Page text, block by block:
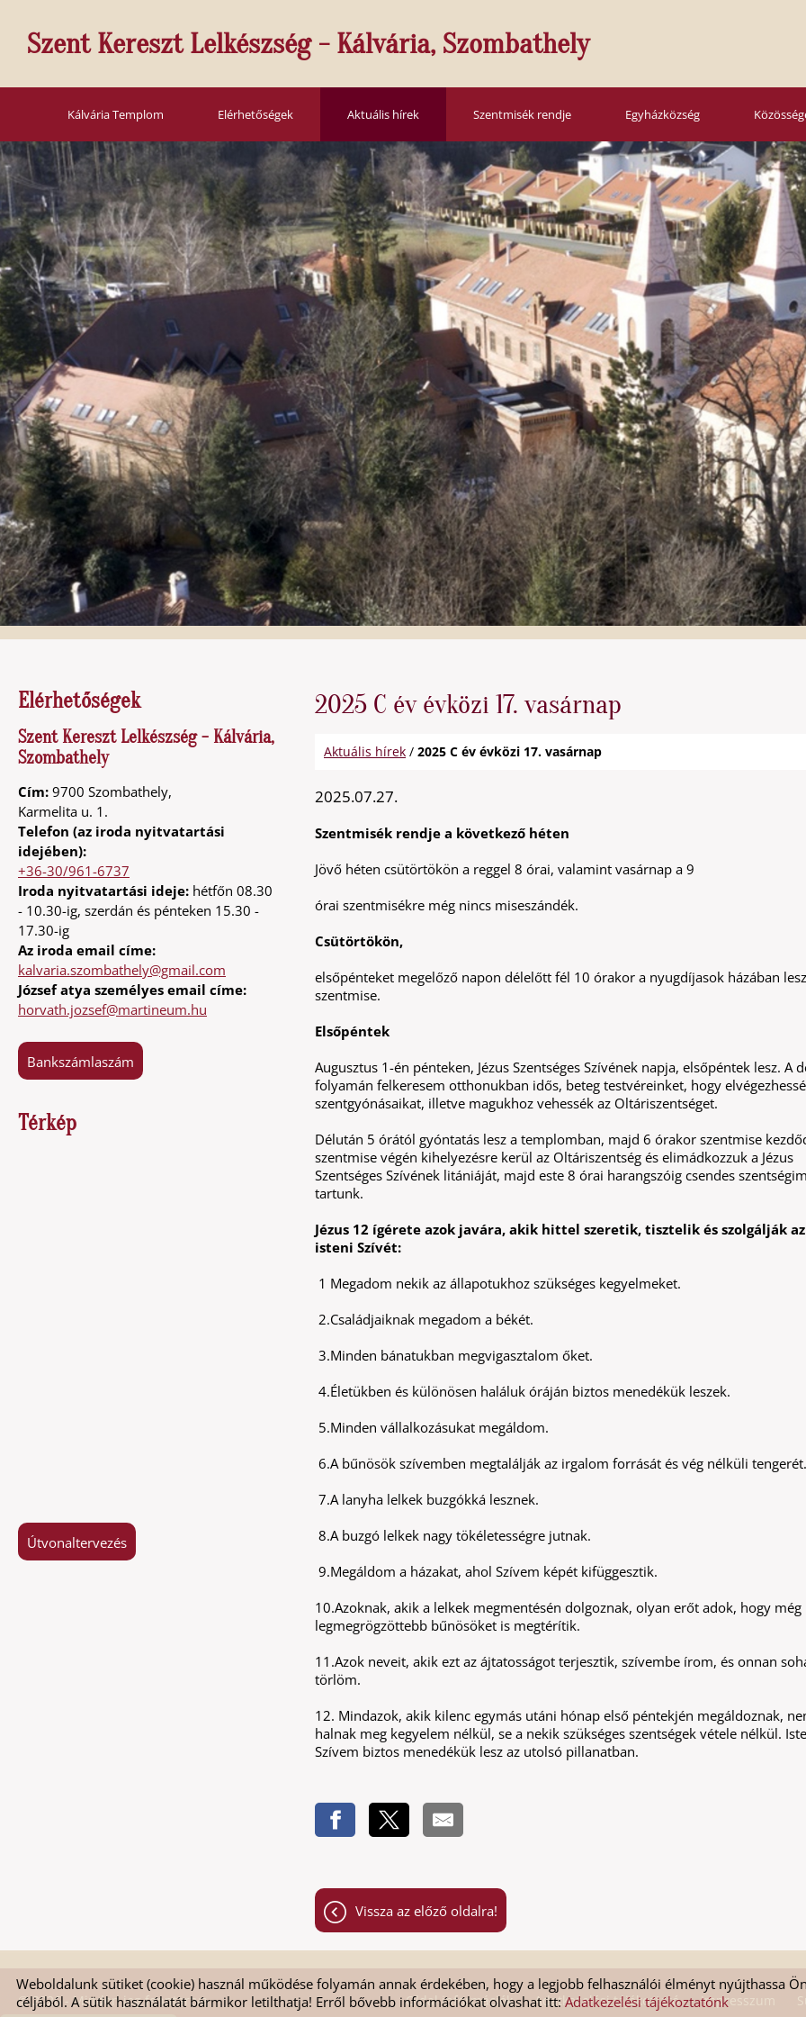
Szent Kereszt Lelkészség - Kálvária, Szombathely
Kálvária Templom Elérhetőségek Aktuális hírek Szentmisék rendje Egyházközség
Elérhetőségek
Szent Kereszt Lelkészség - Kálvária,
Szombathely
Cím: 9700 Szombathely,
Karmelita u. 1.
Telefon (az iroda nyitvatartási
idejében):
+36-30/961-6737
Iroda nyitvatartási ideje: hétfőn 08.30
- 10.30-ig, szerdán és pénteken 15.30 -
17.30-ig
Az iroda email címe:
kalvaria.szombathely@gmail.com
József atya személyes email címe:
horvath.jozsef@martineum.hu
Bankszámlaszám
Térkép
Útvonaltervezés
2025 C év évközi 17. vasárnap
Aktuális hírek / 2025 C év évközi 17. vasárnap
2025.07.27.
Szentmisék rendje a következő héten
Jövő héten csütörtökön a reggel 8 órai, valamint vasárnap a 9
órai szentmisékre még nincs miseszándék.
Csütörtökön,
elsőpénteket megelőző napon délelőtt fél 10 órakor a nyugdíjasok házában lesz
szentmise.
Elsőpéntek
Augusztus 1-én pénteken, Jézus Szentséges Szívének napja, elsőpéntek lesz. A
folyamán felkeresem otthonukban idős, beteg testvéreinket, hogy
szentgyónásaikat, illetve magukhoz vehessék az Oltáriszentséget.
Délután 5 órától gyóntatás lesz a templomban, majd 6 órakor szentmise
szentmise végén kihelyezésre kerül az Oltáriszentség és elimádkozzuk a Jézus
Szentséges Szívének litániáját, majd este 8 órai harangszóig csendes
tartunk.
Jézus 12 ígérete azok javára, akik hittel szeretik, tisztelik és szolgálják az
isteni Szívét:
1 Megadom nekik az állapotukhoz szükséges kegyelmeket.
2.Családjaiknak megadom a békét.
3.Minden bánatukban megvigasztalom őket.
4.Életükben és különösen haláluk óráján biztos menedékük leszek.
5.Minden vállalkozásukat megáldom.
6.A bűnösök szívemben megtalálják az irgalom forrását és vég nélküli tengerét.
7.A lanyha lelkek buzgókká lesznek.
8.A buzgó lelkek nagy tökéletességre jutnak.
9.Megáldom a házakat, ahol Szívem képét kifüggesztik.
10.Azoknak, akik a lelkek megmentésén dolgoznak, olyan erőt adok, hogy még
legmegrögzöttebb bűnösöket is megtérítik.
11.Azok neveit, akik ezt az ájtatosságot terjesztik, szívembe írom, és onnan
törlöm.
12. Mindazok, akik kilenc egymás utáni hónap első péntekjén megáldoznak,
halnak meg kegyelem nélkül, se a nekik szükséges szentségek vétele nélkül.
Szívem biztos menedékük lesz az utolsó pillanatban.
Vissza az előző oldalra!
© 2026 - Minden jog fenntartva Oldal információk Adatkezelési tájékoztató Impresszum
Weboldalunk sütiket (cookie) használ működése folyamán annak érdekében, hogy a legjobb felhasználói élményt nyújthassa
céljából. A sütik használatát bármikor letilthatja! Erről bővebb információkat olvashat itt: Adatkezelési tájékoztatónk